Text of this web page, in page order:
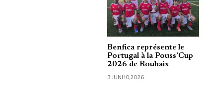
Benfica représente le
Portugal à la Pouss’Cup
2026 de Roubaix
3 JUNHO, 2026